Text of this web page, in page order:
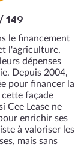
149
le financement
l'agriculture,
dépenses
Depuis 2004,
pour financer la
façade
Cee Lease ne
enrichir ses
à valoriser les
mais sans